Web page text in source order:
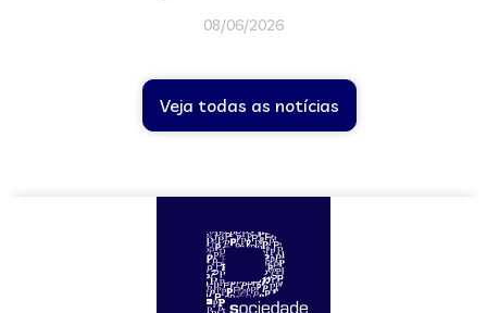
08/06/2026
Veja todas as notícias